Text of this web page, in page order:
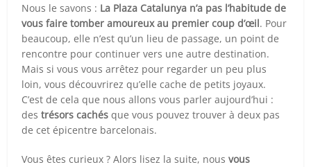
Nous le savons : La Plaza Catalunya n’a pas l’habitude de
vous faire tomber amoureux au premier coup d’œil. Pour
beaucoup, elle n’est qu’un lieu de passage, un point de
rencontre pour continuer vers une autre destination.
Mais si vous vous arrêtez pour regarder un peu plus
loin, vous découvrirez qu’elle cache de petits joyaux.
C’est de cela que nous allons vous parler aujourd’hui :
destrésors cachés que vous pouvez trouver à deux pas
de cet épicentre barcelonais.
Vous êtes curieux ? Alors lisez la suite, nousvous